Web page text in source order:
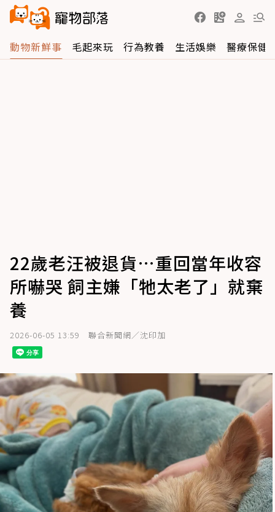
動物新鮮事 毛起來玩 行為教養 生活娛樂 醫療保健
22歲老汪被退貨…重回當年收容
所嚇哭 飼主嫌「牠太老了」就棄
養
2026-06-05 13:59 聯合新聞網／沈印加